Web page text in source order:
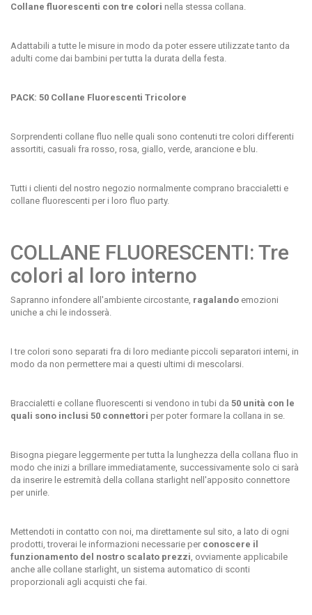
Collane fluorescenti con tre colori nella stessa collana.
Adattabili a tutte le misure in modo da poter essere utilizzate tanto da
adulti come dai bambini per tutta la durata della festa.
PACK: 50 Collane Fluorescenti Tricolore
Sorprendenti collane fluo nelle quali sono contenuti tre colori differenti
assortiti, casuali fra rosso, rosa, giallo, verde, arancione e blu.
Tutti i clienti del nostro negozio normalmente comprano braccialetti e
collane fluorescenti per i loro fluo party.
COLLANE FLUORESCENTI: Tre
colori al loro interno
Sapranno infondere all'ambiente circostante, ragalando emozioni
uniche a chi le indosserà.
I tre colori sono separati fra di loro mediante piccoli separatori interni, in
modo da non permettere mai a questi ultimi di mescolarsi.
Braccialetti e collane fluorescenti si vendono in tubi da 50 unità con le
quali sono inclusi 50 connettori per poter formare la collana in se.
Bisogna piegare leggermente per tutta la lunghezza della collana fluo in
modo che inizi a brillare immediatamente, successivamente solo ci sarà
da inserire le estremità della collana starlight nell'apposito connettore
per unirle.
Mettendoti in contatto con noi, ma direttamente sul sito, a lato di ogni
prodotti, troverai le informazioni necessarie per conoscere il
funzionamento del nostro scalato prezzi, ovviamente applicabile
anche alle collane starlight, un sistema automatico di sconti
proporzionali agli acquisti che fai.